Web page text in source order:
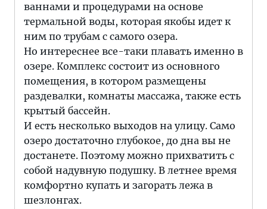
ваннами и процедурами на основе
термальной воды, которая якобы идет к
ним по трубам с самого озера.
Но интереснее все-таки плавать именно в
озере. Комплекс состоит из основного
помещения, в котором размещены
раздевалки, комнаты массажа, также есть
крытый бассейн.
И есть несколько выходов на улицу. Само
озеро достаточно глубокое, до дна вы не
достанете. Поэтому можно прихватить с
собой надувную подушку. В летнее время
комфортно купать и загорать лежа в
шезлонгах.